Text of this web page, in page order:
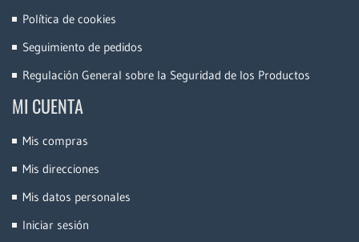
Política de cookies
Seguimiento de pedidos
Regulación General sobre la Seguridad de los Productos
MI CUENTA
Mis compras
Mis direcciones
Mis datos personales
Iniciar sesión